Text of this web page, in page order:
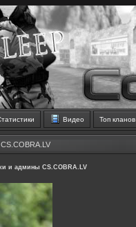
Видео Топ кланов
и админы CS.COBRA.LV